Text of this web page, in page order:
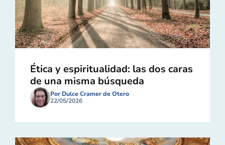
Ética y espiritualidad: las dos caras
de una misma búsqueda
Por Dulce Cramer de Otero
22/05/2026